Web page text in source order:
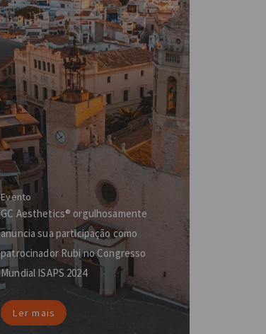
Evento
GC Aesthetics® orgulhosamente
anuncia sua participação como
patrocinador Rubi no Congresso
Mundial ISAPS 2024
Ler mais